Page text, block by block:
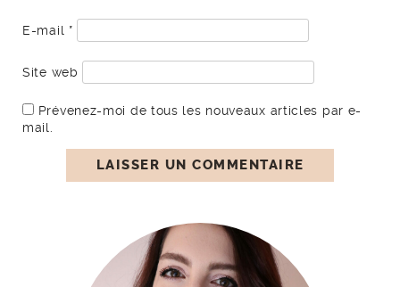
E-mail *
Site web
Prévenez-moi de tous les nouveaux articles par e-
mail.